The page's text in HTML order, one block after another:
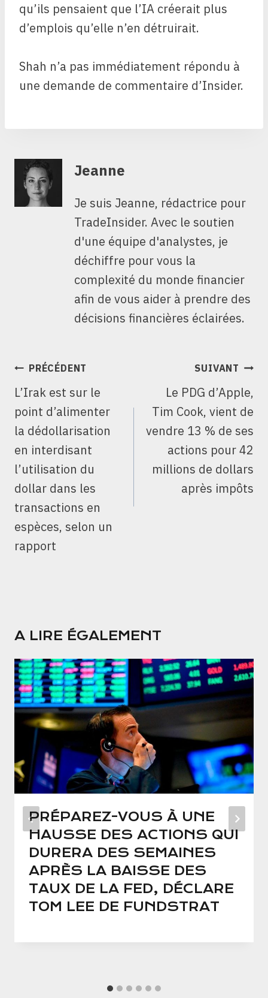
qu’ils pensaient que l’IA créerait plus
d’emplois qu’elle n’en détruirait.
Shah n’a pas immédiatement répondu à
une demande de commentaire d’Insider.
Jeanne
Je suis Jeanne, rédactrice pour
TradeInsider. Avec le soutien
d'une équipe d'analystes, je
déchiffre pour vous la
complexité du monde financier
afin de vous aider à prendre des
décisions financières éclairées.
NAVIGATION
L’ARTICLE
PRÉCÉDENT
L’Irak est sur le
point d’alimenter
la dédollarisation
en interdisant
l’utilisation du
dollar dans les
transactions en
espèces, selon un
rapport
SUIVANT
Le PDG d’Apple,
Tim Cook, vient de
vendre 13 % de ses
actions pour 42
millions de dollars
après impôts
A LIRE ÉGALEMENT
PRÉPAREZ-VOUS À UNE
HAUSSE DES ACTIONS QUI
DURERA DES SEMAINES
APRÈS LA BAISSE DES
TAUX DE LA FED, DÉCLARE
TOM LEE DE FUNDSTRAT